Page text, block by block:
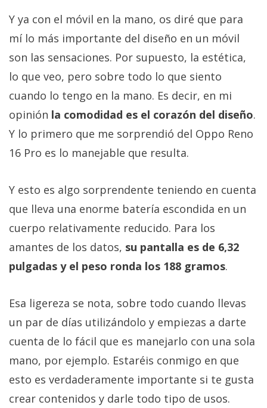
Y ya con el móvil en la mano, os diré que para
mí lo más importante del diseño en un móvil
son las sensaciones. Por supuesto, la estética,
lo que veo, pero sobre todo lo que siento
cuando lo tengo en la mano. Es decir, en mi
opinión la comodidad es el corazón del diseño.
Y lo primero que me sorprendió del Oppo Reno
16 Pro es lo manejable que resulta.
Y esto es algo sorprendente teniendo en cuenta
que lleva una enorme batería escondida en un
cuerpo relativamente reducido. Para los
amantes de los datos, su pantalla es de 6,32
pulgadas y el peso ronda los 188 gramos.
Esa ligereza se nota, sobre todo cuando llevas
un par de días utilizándolo y empiezas a darte
cuenta de lo fácil que es manejarlo con una sola
mano, por ejemplo. Estaréis conmigo en que
esto es verdaderamente importante si te gusta
crear contenidos y darle todo tipo de usos.